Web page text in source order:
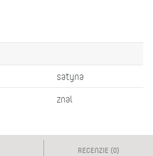
satyna
znal
RECENZIE (0)